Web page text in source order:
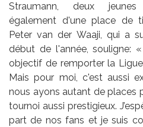
Straumann, deux
également d'une place de
Peter van der Waaji, qui a
début de l'année, souligne:
objectif de remporter la
Mais pour moi, c'est aussi
nous ayons autant de places
tournoi aussi prestigieux.
part de nos fans et je suis